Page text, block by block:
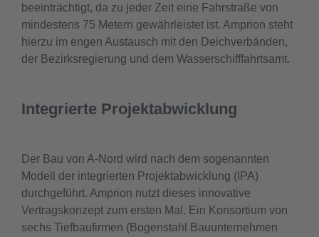
beeinträchtigt, da zu jeder Zeit eine Fahrstraße von
mindestens 75 Metern gewährleistet ist. Amprion steht
hierzu im engen Austausch mit den Deichverbänden,
der Bezirksregierung und dem Wasserschifffahrtsamt.
Integrierte Projektabwicklung
Der Bau von A-Nord wird nach dem sogenannten
Modell der integrierten Projektabwicklung (IPA)
durchgeführt. Amprion nutzt dieses innovative
Vertragskonzept zum ersten Mal. Ein Konsortium von
sechs Tiefbaufirmen (Bogenstahl Bauunternehmen